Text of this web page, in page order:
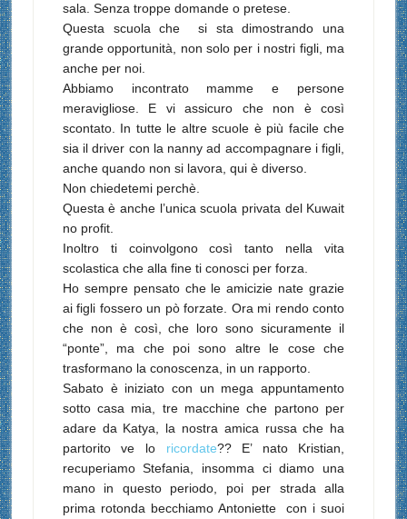
sala. Senza troppe domande o pretese.
Questa scuola che si sta dimostrando una
grande opportunità, non solo per i nostri figli, ma
anche per noi.
Abbiamo incontrato mamme e persone
meravigliose. E vi assicuro che non è così
scontato. In tutte le altre scuole è più facile che
sia il driver con la nanny ad accompagnare i figli,
anche quando non si lavora, qui è diverso.
Non chiedetemi perchè.
Questa è anche l’unica scuola privata del Kuwait
no profit.
Inoltro ti coinvolgono così tanto nella vita
scolastica che alla fine ti conosci per forza.
Ho sempre pensato che le amicizie nate grazie
ai figli fossero un pò forzate. Ora mi rendo conto
che non è così, che loro sono sicuramente il
“ponte”, ma che poi sono altre le cose che
trasformano la conoscenza, in un rapporto.
Sabato è iniziato con un mega appuntamento
sotto casa mia, tre macchine che partono per
adare da Katya, la nostra amica russa che ha
partorito ve lo ricordate?? E’ nato Kristian,
recuperiamo Stefania, insomma ci diamo una
mano in questo periodo, poi per strada alla
prima rotonda becchiamo Antoniette con i suoi